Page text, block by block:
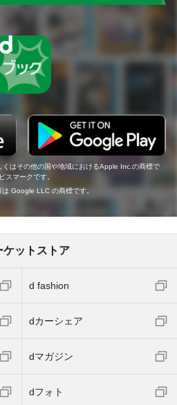
はその他の国や地域におけるApple Inc.の商標で
マークです。
Google LLC の商標です。
ケットストア
d fashion
dカーシェア
dマガジン
dフォト